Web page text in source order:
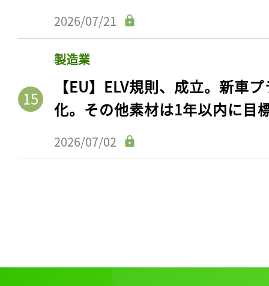
2026/07/21
製造業
【EU】ELV規則、成立。新車
化。その他素材は1年以内に目
2026/07/02